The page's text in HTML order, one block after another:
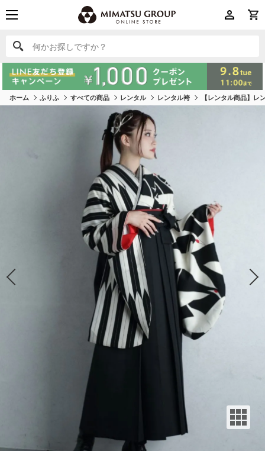
何かお探しですか？
何かお探しですか？
ホーム ふりふ すべての商品 レンタル レンタル袴 【レンタル商品】レ